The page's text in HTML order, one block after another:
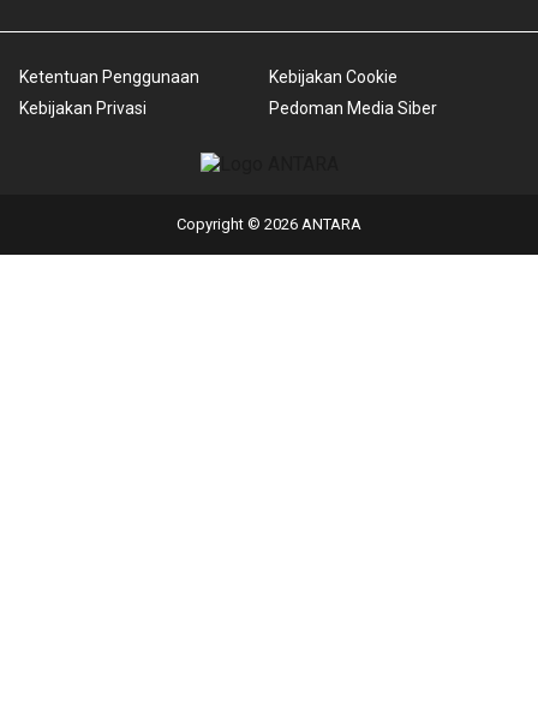
Ketentuan Penggunaan
Kebijakan Privasi
Kebijakan Cookie
Pedoman Media Siber
Copyright © 2026 ANTARA